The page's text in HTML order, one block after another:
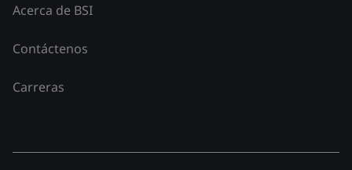
Acerca de BSI
Contáctenos
Carreras